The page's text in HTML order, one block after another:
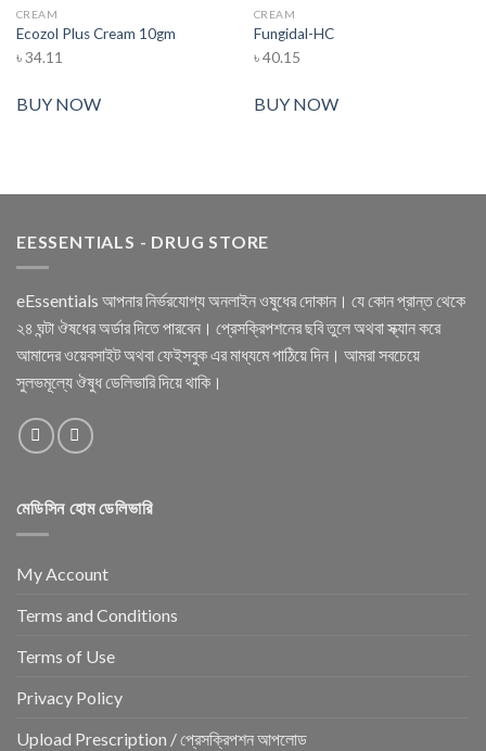
Add to wishlist
CREAM
Ecozol Plus Cream 10gm
৳34.11
BUY NOW
CREAM
Fungidal-HC
৳40.15
BUY NOW
EESSENTIALS - DRUG STORE
eEssentials আপনার নির্ভরযোগ্য অনলাইন ওষুধের দোকান। যে কোন প্রান্ত থেকে
২৪ ঘন্টা ঔষধের অর্ডার দিতে পারবেন। প্রেসক্রিপশনের ছবি তুলে অথবা স্ক্যান করে
আমাদের ওয়েবসাইট অথবা ফেইসবুক এর মাধ্যমে পাঠিয়ে দিন। আমরা সবচেয়ে
সুলভমূল্যে ঔষুধ ডেলিভারি দিয়ে থাকি।
মেডিসিন হোম ডেলিভারি
My Account
Terms and Conditions
Terms of Use
Privacy Policy
Upload Prescription / প্রেসক্রিপশন আপলোড